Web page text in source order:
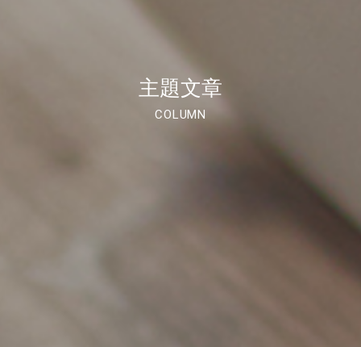
主題文章
COLUMN